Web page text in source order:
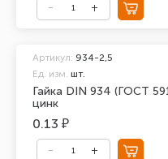
Гайка DIN 934 (ГОСТ
цинк
Артикул: 934-2,5
Ед. изм. шт.
0.13 ₽